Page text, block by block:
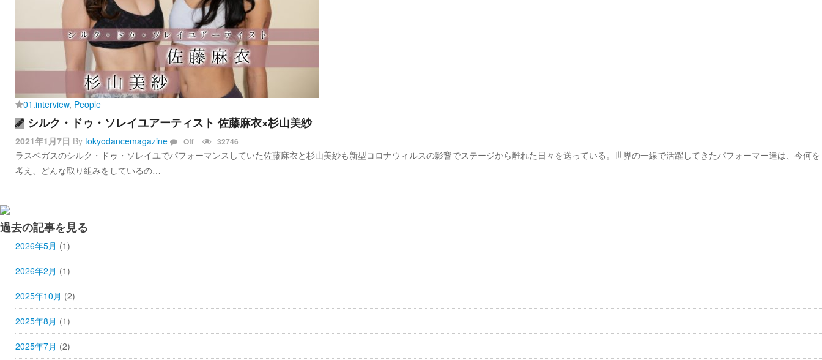
01.interview, People
シルク・ドゥ・ソレイユアーティスト 佐藤麻衣×杉山美紗
2021年1月7日 By tokyodancemagazine Off 32746
ラスベガスのシルク・ドゥ・ソレイユでパフォーマンスしていた佐藤麻衣と杉山美紗も新型コロナウィルスの影響でステージから離れた日々を送っている。世界の一線で活躍してきたパフォーマー達は、今何を
考え、どんな取り組みをしているの…
過去の記事を見る
2026年5月 (1)
2026年2月 (1)
2025年10月 (2)
2025年8月 (1)
2025年7月 (2)